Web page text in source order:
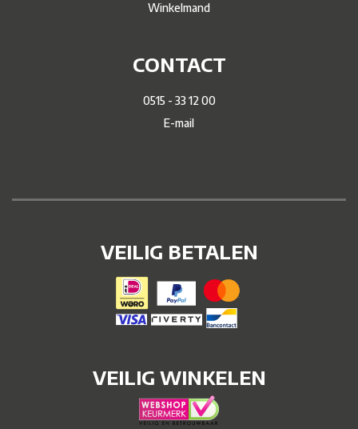
Winkelmand
CONTACT
0515 - 33 12 00
E-mail
VEILIG BETALEN
VEILIG WINKELEN